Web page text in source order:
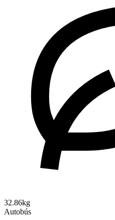
32.86kg
Autobús